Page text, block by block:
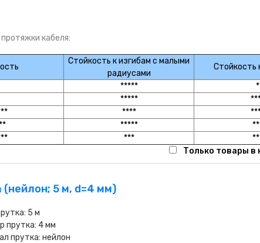
кабеля:
Стойкость к изгибам с малыми
радиусами
Стойкость
*****
*****
****
*****
***
Только товары в
(нейлон; 5 м, d=4 мм)
5 м
прутка: 4 мм
прутка: нейлон